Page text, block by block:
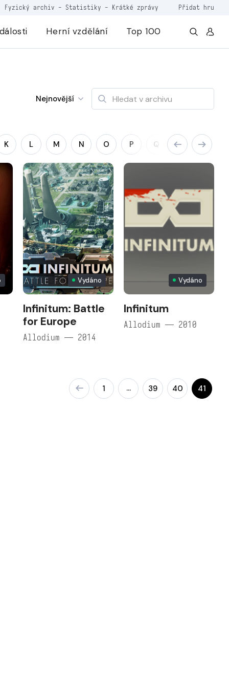
Fyzický archiv - Statistiky - Krátké zprávy Přidat hru
Herní vzdělání Top 100
Nejnovější
K L M N O P Q R S
Vydáno
Infinitum: Battle
for Europe
Allodium — 2014
Vydáno
Infinitum
Allodium — 2010
1 … 39 40 41